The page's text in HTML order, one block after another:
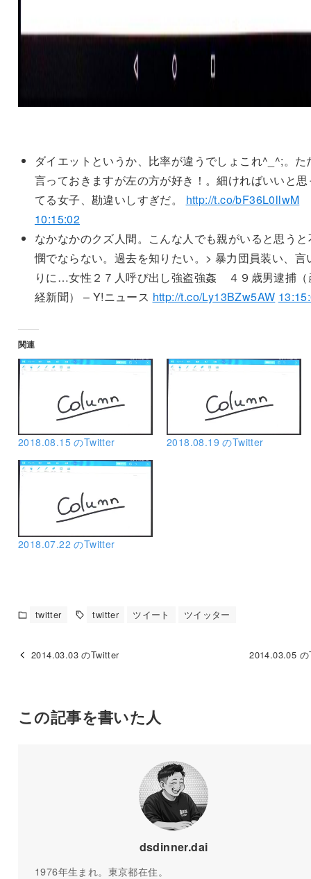
ダイエットというか、比率が違うでしょこれ^_^;。た
言っておきますが左の方が好き！。細ければいいと思
てる女子、勘違いしすぎだ。 http://t.co/bF36L0llwM
10:15:02
なかなかのクズ人間。こんな人でも親がいると思うと
憫でならない。過去を知りたい。> 暴力団員装い、言
りに…女性２７人呼び出し強盗強姦 ４９歳男逮捕（
経新聞） – Y!ニュース http://t.co/Ly13BZw5AW
関連
2018.08.15 のTwitter 2018.08.19 のTwitter
2018.07.22 のTwitter
twitter twitter ツイート ツイッター
2014.03.03 のTwitter 2014.03.05
この記事を書いた人
dsdinner.dai
1976年生まれ。東京都在住。